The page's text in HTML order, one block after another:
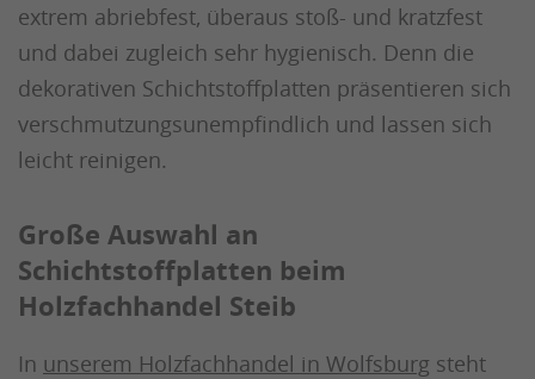
extrem abriebfest, überaus stoß- und kratzfest
und dabei zugleich sehr hygienisch. Denn die
dekorativen Schichtstoffplatten präsentieren sich
verschmutzungsunempfindlich und lassen sich
leicht reinigen.
Große Auswahl an
Schichtstoffplatten beim
Holzfachhandel Steib
In unserem Holzfachhandel in Wolfsburg steht